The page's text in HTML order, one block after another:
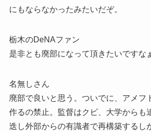
にもならなかったみたいだぞ。
栃木のDeNAファン
是非とも廃部になって頂きたいですな
名無しさん
廃部で良いと思う。ついでに、アメフ
作るの禁止。監督はクビ、大学からも
迭し外部からの有識者で再構築するし